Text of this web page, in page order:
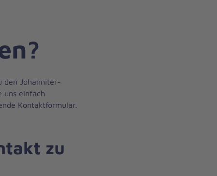
den Johanniter-
uns einfach
Kontaktformular.
zu